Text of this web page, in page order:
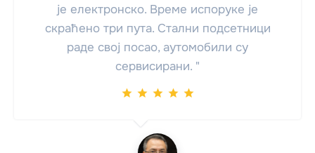
је електронско. Време испоруке је
скраћено три пута. Стални подсетници
раде свој посао, аутомобили су
сервисирани. "